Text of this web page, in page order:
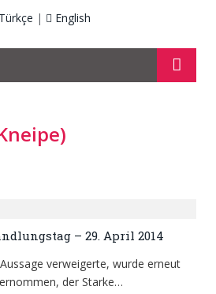
Türkçe | English
– 29. April 2014
verweigerte, wurde erneut
der Starke…